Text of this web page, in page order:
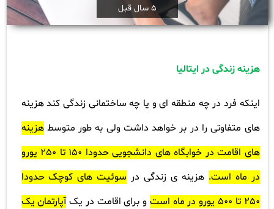
5 سال قبل
هزینه زندگی در ایتالیا
اینکه فرد در چه منطقه ای و یا چه ساختمانی زندگی کند هزینه
های متفاوتی را در بر خواهد داشت ولی به طور متوسطهزینه
های اقامت در خوابگاه های دانشجویی حدودا 150 تا 250 یورو
در ماه است. هزینه ی زندگی در سوئیت های کوچک حدودا
250 تا 500 یورو در ماه است
و برای اقامت در یکآپارتمان یک